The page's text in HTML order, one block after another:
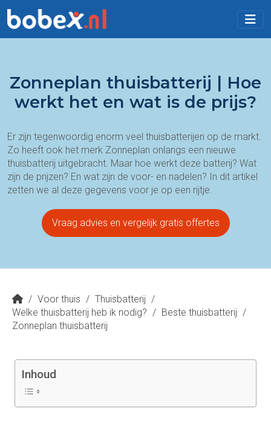
Zonneplan thuisbatterij | Hoe
werkt het en wat is de prijs?
Er zijn tegenwoordig enorm veel thuisbatterijen op de markt.
Zo heeft ook het merk Zonneplan onlangs een nieuwe
thuisbatterij uitgebracht. Maar hoe werkt deze batterij? Wat
zijn de prijzen? En wat zijn de voor- en nadelen? In dit artikel
zetten we al deze gegevens voor je op een rijtje.
Vraag advies en vergelijk gratis offertes
/ Voor thuis / Thuisbatterij /
Welke thuisbatterij heb ik nodig? / Beste thuisbatterij /
Zonneplan thuisbatterij
Inhoud